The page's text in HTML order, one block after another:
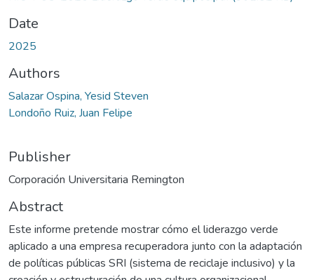
Date
2025
Authors
Salazar Ospina, Yesid Steven
Londoño Ruiz, Juan Felipe
Publisher
Corporación Universitaria Remington
Abstract
Este informe pretende mostrar cómo el liderazgo verde
aplicado a una empresa recuperadora junto con la adaptación
de políticas públicas SRI (sistema de reciclaje inclusivo) y la